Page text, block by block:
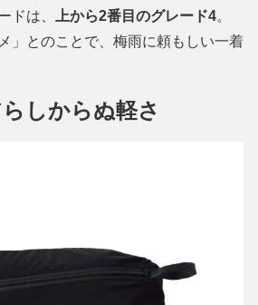
ドは、
上から2番目のグレード4。
」とのことで、梅雨に頼もしい一着
しからぬ軽さ